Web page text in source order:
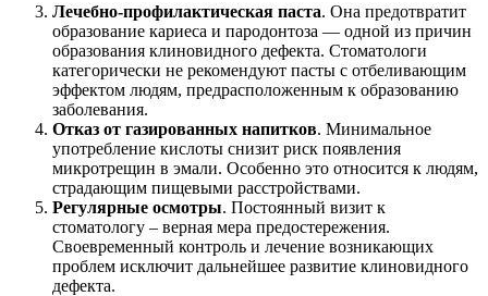
Лечебно-профилактическая паста. Она предотвратит
образование кариеса и пародонтоза — одной из причин
образования клиновидного дефекта. Стоматологи
категорически не рекомендуют пасты с отбеливающим
эффектом людям, предрасположенным к образованию
заболевания.
Отказ от газированных напитков. Минимальное
употребление кислоты снизит риск появления
микротрещин в эмали. Особенно это относится к людям,
страдающим пищевыми расстройствами.
Регулярные осмотры. Постоянный визит к
стоматологу – верная мера предостережения.
Своевременный контроль и лечение возникающих
проблем исключит дальнейшее развитие клиновидного
дефекта.